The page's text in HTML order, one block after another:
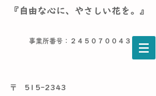
『自由な心に、やさしい花を。』
事業所番号：２４５０７００４３６
〒
515-2343